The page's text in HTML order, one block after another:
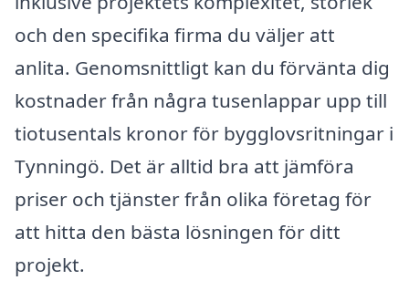
och den specifika firma du väljer att
anlita. Genomsnittligt kan du förvänta dig
kostnader från några tusenlappar upp till
tiotusentals kronor för bygglovsritningar i
Tynningö. Det är alltid bra att jämföra
priser och tjänster från olika företag för
att hitta den bästa lösningen för ditt
projekt.